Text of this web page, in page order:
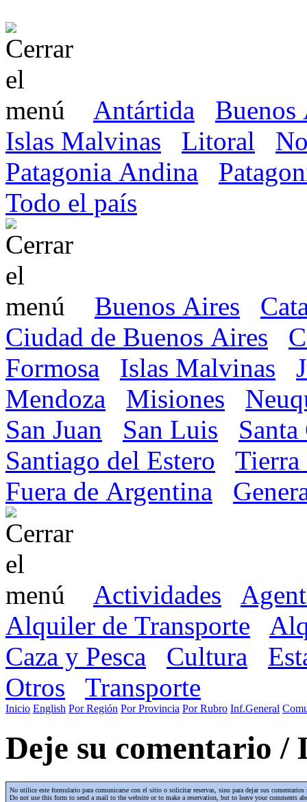
Antártida
Buenos
Islas Malvinas
Litoral
Patagonia Andina
Todo el país
Buenos Aires
Ciudad de Buenos Aires
Formosa
Islas Malvinas
Mendoza
Misiones
San Juan
San Luis
Santiago del Estero
Tierra
Fuera de Argentina
Actividades
Alquiler de Transporte
Caza y Pesca
Cultura
Otros
Transporte
Inicio English Por Región Por Provincia Por Rubro Inf.General
Deje su comentario /
No utilice este formulario para comunicarse con el sitio o solicitar reservas, sino para dejar sus
Do not use this form to send a mail to the website or to make a reservation, but to leave your comments